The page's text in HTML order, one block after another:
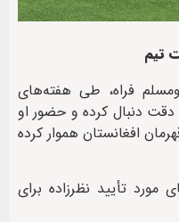
تیم
فراه، طی هفته‌های
دقت دنبال کرده و حضور او
افغانستان هموار کرده
مورد تأیید نظرزاده برای